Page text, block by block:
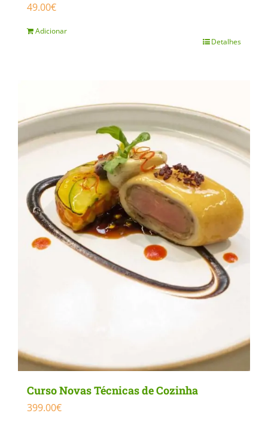
49.00€
Adicionar
Detalhes
Curso Novas Técnicas de Cozinha
399.00€